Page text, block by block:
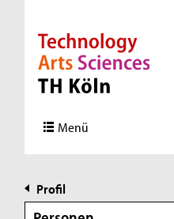
Direkt zur Hauptnavigation
Direkt zur Subnavigation
Direkt zum Inhalt
Direkt zum Fußbereich
Menü
Profil